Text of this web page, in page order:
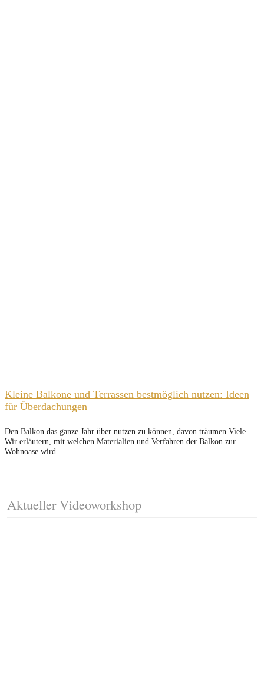
Kleine Balkone und Terrassen bestmöglich nutzen: Ideen
für Überdachungen
Den Balkon das ganze Jahr über nutzen zu können, davon träumen Viele.
Wir erläutern, mit welchen Materialien und Verfahren der Balkon zur
Wohnoase wird.
Aktueller Videoworkshop